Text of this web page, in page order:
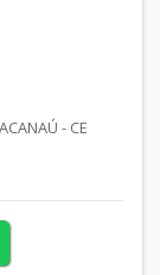
- CE